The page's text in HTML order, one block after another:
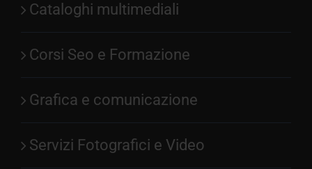
Cataloghi multimediali
Corsi Seo e Formazione
Grafica e comunicazione
Servizi Fotografici e Video